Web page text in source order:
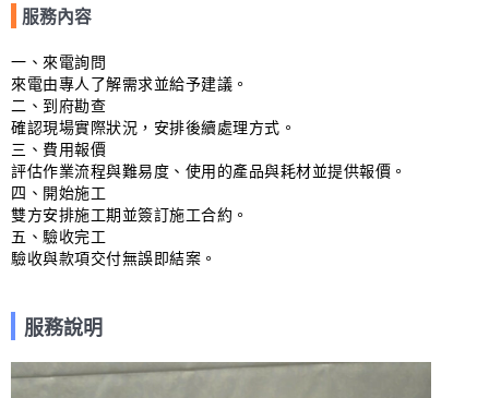
服務內容
一、來電詢問
來電由專人了解需求並給予建議。
二、到府勘查
確認現場實際狀況，安排後續處理方式。
三、費用報價
評估作業流程與難易度、使用的產品與耗材並提供報價。
四、開始施工
雙方安排施工期並簽訂施工合約。
五、驗收完工
驗收與款項交付無誤即結案。
服務說明